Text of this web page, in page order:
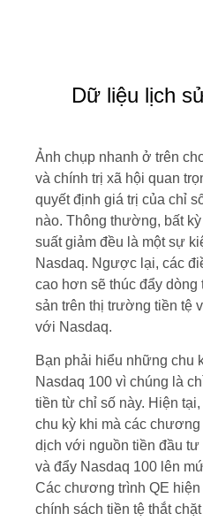
Dữ liệu lịch
Ảnh chụp nhanh ở trên
và chính trị xã hội quan
quyết định giá trị của chỉ
nào. Thông thường, bất
suất giảm đều là một sự
Nasdaq. Ngược lại, các
cao hơn sẽ thúc đẩy dòng
sản trên thị trường tiền tệ
với Nasdaq.
Bạn phải hiểu những chu
Nasdaq 100 vì chúng là
tiền từ chỉ số này. Hiện
chu kỳ khi mà các
dịch với nguồn tiền đầu tư
và đẩy Nasdaq 100 lên
Các chương trình QE
chính sách tiền tệ thắt